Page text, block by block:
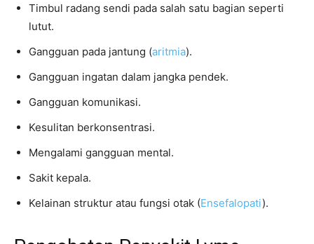
Timbul radang sendi pada salah satu bagian seperti
lutut.
Gangguan pada jantung (aritmia).
Gangguan ingatan dalam jangka pendek.
Gangguan komunikasi.
Kesulitan berkonsentrasi.
Mengalami gangguan mental.
Sakit kepala.
Kelainan struktur atau fungsi otak (Ensefalopati).